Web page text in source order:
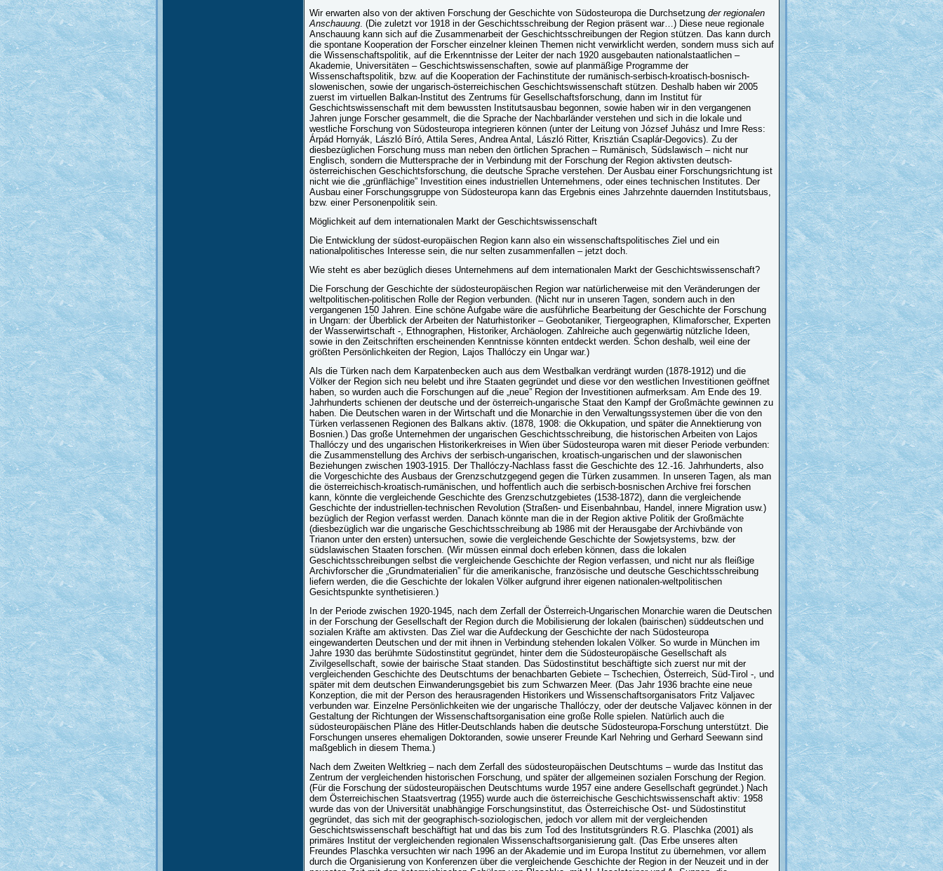
Wir erwarten also von der aktiven Forschung der Geschichte von Südosteuropa die Durchsetzung der regionalen
Anschauung. (Die zuletzt vor 1918 in der Geschichtsschreibung der Region präsent war…) Diese neue regionale
Anschauung kann sich auf die Zusammenarbeit der Geschichtsschreibungen der Region stützen. Das kann durch
die spontane Kooperation der Forscher einzelner kleinen Themen nicht verwirklicht werden, sondern muss sich auf
die Wissenschaftspolitik, auf die Erkenntnisse der Leiter der nach 1920 ausgebauten nationalstaatlichen –
Akademie, Universitäten – Geschichtswissenschaften, sowie auf planmäßige Programme der
Wissenschaftspolitik, bzw. auf die Kooperation der Fachinstitute der rumänisch-serbisch-kroatisch-bosnisch-
slowenischen, sowie der ungarisch-österreichischen Geschichtswissenschaft stützen. Deshalb haben wir 2005
zuerst im virtuellen Balkan-Institut des Zentrums für Gesellschaftsforschung, dann im Institut für
Geschichtswissenschaft mit dem bewussten Institutsausbau begonnen, sowie haben wir in den vergangenen
Jahren junge Forscher gesammelt, die die Sprache der Nachbarländer verstehen und sich in die lokale und
westliche Forschung von Südosteuropa integrieren können (unter der Leitung von József Juhász und Imre Ress:
Árpád Hornyák, László Bíró, Attila Seres, Andrea Antal, László Ritter, Krisztián Csaplár-Degovics). Zu der
diesbezüglichen Forschung muss man neben den örtlichen Sprachen – Rumänisch, Südslawisch – nicht nur
Englisch, sondern die Muttersprache der in Verbindung mit der Forschung der Region aktivsten deutsch-
österreichischen Geschichtsforschung, die deutsche Sprache verstehen. Der Ausbau einer Forschungsrichtung ist
nicht wie die „grünflächige” Investition eines industriellen Unternehmens, oder eines technischen Institutes. Der
Ausbau einer Forschungsgruppe von Südosteuropa kann das Ergebnis eines Jahrzehnte dauernden Institutsbaus,
bzw. einer Personenpolitik sein.
Möglichkeit auf dem internationalen Markt der Geschichtswissenschaft
Die Entwicklung der südost-europäischen Region kann also ein wissenschaftspolitisches Ziel und ein
nationalpolitisches Interesse sein, die nur selten zusammenfallen – jetzt doch.
Wie steht es aber bezüglich dieses Unternehmens auf dem internationalen Markt der Geschichtswissenschaft?
Die Forschung der Geschichte der südosteuropäischen Region war natürlicherweise mit den Veränderungen der
weltpolitischen-politischen Rolle der Region verbunden. (Nicht nur in unseren Tagen, sondern auch in den
vergangenen 150 Jahren. Eine schöne Aufgabe wäre die ausführliche Bearbeitung der Geschichte der Forschung
in Ungarn: der Überblick der Arbeiten der Naturhistoriker – Geobotaniker, Tiergeographen, Klimaforscher, Experten
der Wasserwirtschaft -, Ethnographen, Historiker, Archäologen. Zahlreiche auch gegenwärtig nützliche Ideen,
sowie in den Zeitschriften erscheinenden Kenntnisse könnten entdeckt werden. Schon deshalb, weil eine der
größten Persönlichkeiten der Region, Lajos Thallóczy ein Ungar war.)
Als die Türken nach dem Karpatenbecken auch aus dem Westbalkan verdrängt wurden (1878-1912) und die
Völker der Region sich neu belebt und ihre Staaten gegründet und diese vor den westlichen Investitionen geöffnet
haben, so wurden auch die Forschungen auf die „neue” Region der Investitionen aufmerksam. Am Ende des 19.
Jahrhunderts schienen der deutsche und der österreich-ungarische Staat den Kampf der Großmächte gewinnen zu
haben. Die Deutschen waren in der Wirtschaft und die Monarchie in den Verwaltungssystemen über die von den
Türken verlassenen Regionen des Balkans aktiv. (1878, 1908: die Okkupation, und später die Annektierung von
Bosnien.) Das große Unternehmen der ungarischen Geschichtsschreibung, die historischen Arbeiten von Lajos
Thallóczy und des ungarischen Historikerkreises in Wien über Südosteuropa waren mit dieser Periode verbunden:
die Zusammenstellung des Archivs der serbisch-ungarischen, kroatisch-ungarischen und der slawonischen
Beziehungen zwischen 1903-1915. Der Thallóczy-Nachlass fasst die Geschichte des 12.-16. Jahrhunderts, also
die Vorgeschichte des Ausbaus der Grenzschutzgegend gegen die Türken zusammen. In unseren Tagen, als man
die österreichisch-kroatisch-rumänischen, und hoffentlich auch die serbisch-bosnischen Archive frei forschen
kann, könnte die vergleichende Geschichte des Grenzschutzgebietes (1538-1872), dann die vergleichende
Geschichte der industriellen-technischen Revolution (Straßen- und Eisenbahnbau, Handel, innere Migration usw.)
bezüglich der Region verfasst werden. Danach könnte man die in der Region aktive Politik der Großmächte
(diesbezüglich war die ungarische Geschichtsschreibung ab 1986 mit der Herausgabe der Archivbände von
Trianon unter den ersten) untersuchen, sowie die vergleichende Geschichte der Sowjetsystems, bzw. der
südslawischen Staaten forschen. (Wir müssen einmal doch erleben können, dass die lokalen
Geschichtsschreibungen selbst die vergleichende Geschichte der Region verfassen, und nicht nur als fleißige
Archivforscher die „Grundmaterialien” für die amerikanische, französische und deutsche Geschichtsschreibung
liefern werden, die die Geschichte der lokalen Völker aufgrund ihrer eigenen nationalen-weltpolitischen
Gesichtspunkte synthetisieren.)
In der Periode zwischen 1920-1945, nach dem Zerfall der Österreich-Ungarischen Monarchie waren die Deutschen
in der Forschung der Gesellschaft der Region durch die Mobilisierung der lokalen (bairischen) süddeutschen und
sozialen Kräfte am aktivsten. Das Ziel war die Aufdeckung der Geschichte der nach Südosteuropa
eingewanderten Deutschen und der mit ihnen in Verbindung stehenden lokalen Völker. So wurde in München im
Jahre 1930 das berühmte Südostinstitut gegründet, hinter dem die Südosteuropäische Gesellschaft als
Zivilgesellschaft, sowie der bairische Staat standen. Das Südostinstitut beschäftigte sich zuerst nur mit der
vergleichenden Geschichte des Deutschtums der benachbarten Gebiete – Tschechien, Österreich, Süd-Tirol -, und
später mit dem deutschen Einwanderungsgebiet bis zum Schwarzen Meer. (Das Jahr 1936 brachte eine neue
Konzeption, die mit der Person des herausragenden Historikers und Wissenschaftsorganisators Fritz Valjavec
verbunden war. Einzelne Persönlichkeiten wie der ungarische Thallóczy, oder der deutsche Valjavec können in der
Gestaltung der Richtungen der Wissenschaftsorganisation eine große Rolle spielen. Natürlich auch die
südosteuropäischen Pläne des Hitler-Deutschlands haben die deutsche Südosteuropa-Forschung unterstützt. Die
Forschungen unseres ehemaligen Doktoranden, sowie unserer Freunde Karl Nehring und Gerhard Seewann sind
maßgeblich in diesem Thema.)
Nach dem Zweiten Weltkrieg – nach dem Zerfall des südosteuropäischen Deutschtums – wurde das Institut das
Zentrum der vergleichenden historischen Forschung, und später der allgemeinen sozialen Forschung der Region.
(Für die Forschung der südosteuropäischen Deutschtums wurde 1957 eine andere Gesellschaft gegründet.) Nach
dem Österreichischen Staatsvertrag (1955) wurde auch die österreichische Geschichtswissenschaft aktiv: 1958
wurde das von der Universität unabhängige Forschungsinstitut, das Österreichische Ost- und Südostinstitut
gegründet, das sich mit der geographisch-soziologischen, jedoch vor allem mit der vergleichenden
Geschichtswissenschaft beschäftigt hat und das bis zum Tod des Institutsgründers R.G. Plaschka (2001) als
primäres Institut der vergleichenden regionalen Wissenschaftsorganisierung galt. (Das Erbe unseres alten
Freundes Plaschka versuchten wir nach 1996 an der Akademie und im Europa Institut zu übernehmen, vor allem
durch die Organisierung von Konferenzen über die vergleichende Geschichte der Region in der Neuzeit und in der